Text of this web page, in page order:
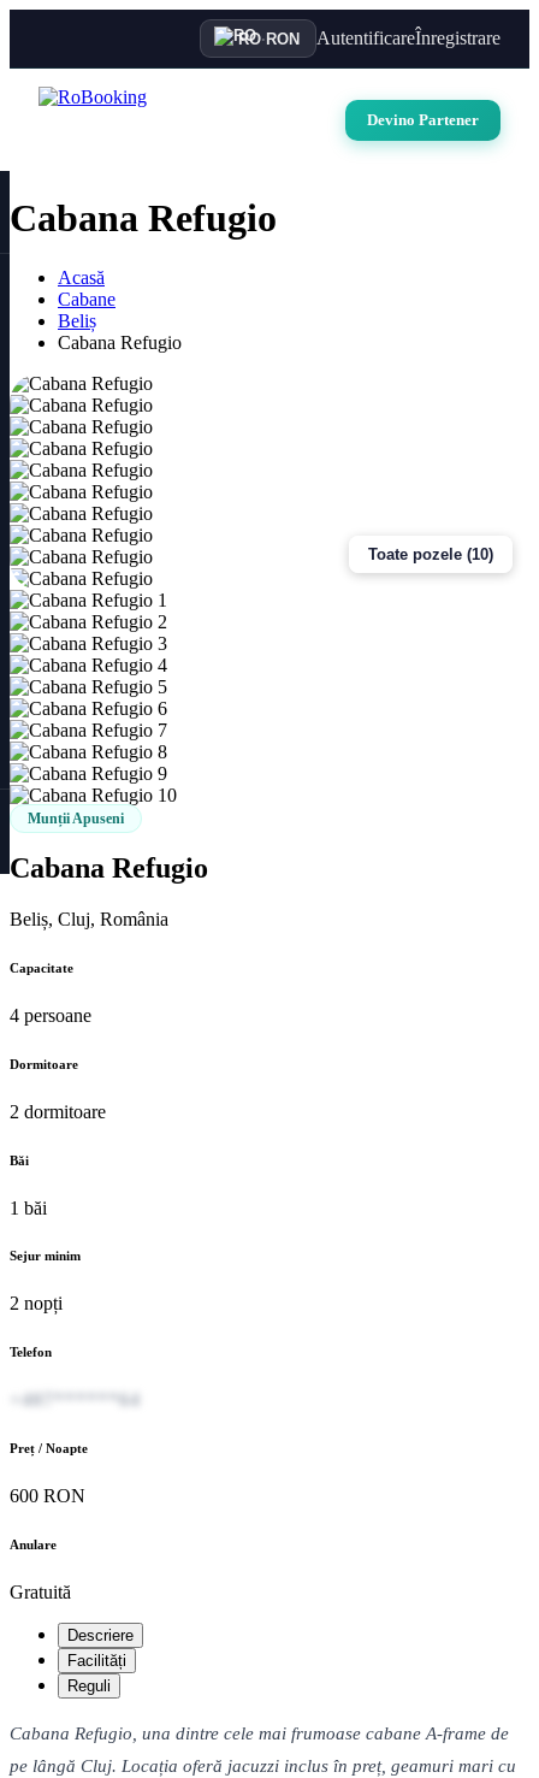
RO·RON AutentificareÎnregistrare
Devino Partener
Cabana Refugio
Acasă
Cabane
Beliș
Cabana Refugio
Toate pozele (10)
Munții Apuseni
Cabana Refugio
Beliș, Cluj, România
Capacitate
4 persoane
Dormitoare
2 dormitoare
Băi
1 băi
Sejur minim
2 nopți
Telefon
+407******64
Preț / Noapte
600 RON
Anulare
Gratuită
Descriere
Facilități
Reguli
Cabana Refugio, una dintre cele mai frumoase cabane A-frame de
pe lângă Cluj. Locația oferă jacuzzi inclus în preț, geamuri mari cu